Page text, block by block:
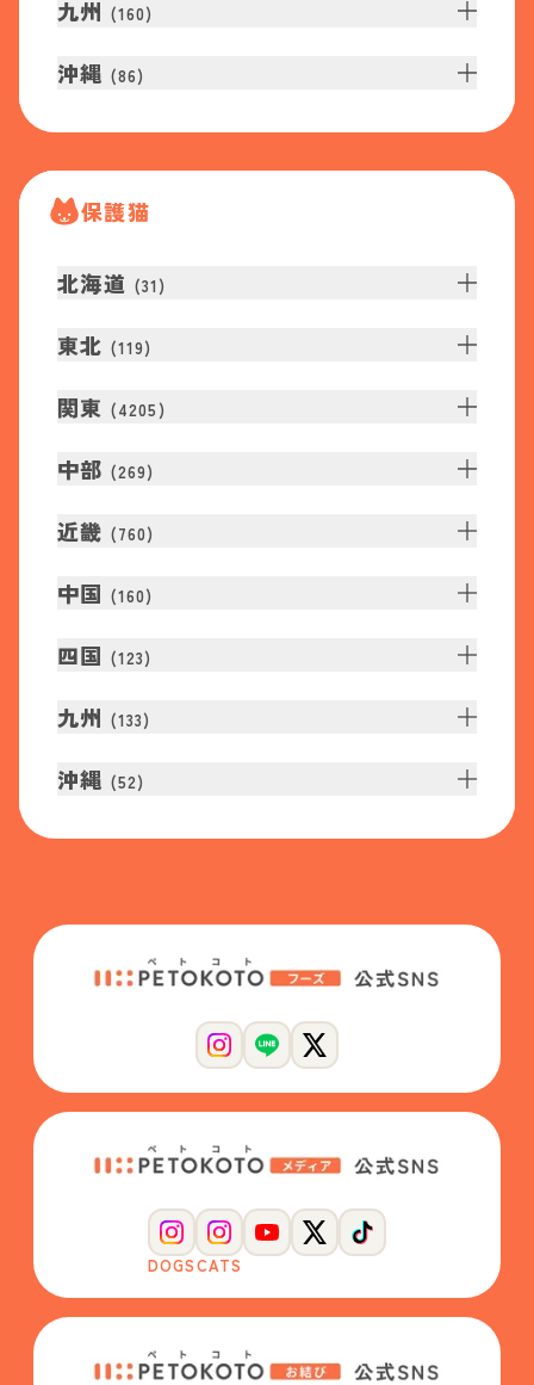
九州 (160)
沖縄 (86)
保護猫
北海道 (31 )
東北 (119)
関東 (4205 )
中部 (269)
近畿 (760)
中国 (160)
四国 (123)
九州 (133)
沖縄 (52)
DOGSCATS